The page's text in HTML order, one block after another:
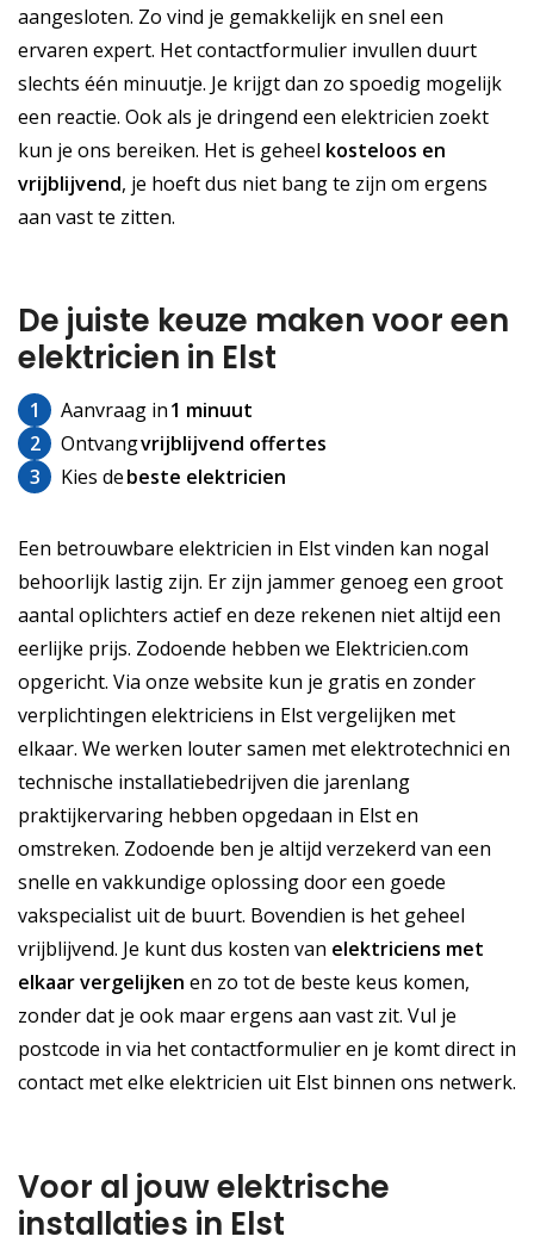
aangesloten. Zo vind je gemakkelijk en snel een
ervaren expert. Het contactformulier invullen duurt
slechts één minuutje. Je krijgt dan zo spoedig mogelijk
een reactie. Ook als je dringend een elektricien zoekt
kun je ons bereiken. Het is geheel kosteloos en
vrijblijvend, je hoeft dus niet bang te zijn om ergens
aan vast te zitten.
De juiste keuze maken voor een
elektricien in Elst
1 Aanvraag in1 minuut
2
Ontvangvrijblijvend offertes
3
Kies debeste elektricien
Een betrouwbare elektricien in Elst vinden kan nogal
behoorlijk lastig zijn. Er zijn jammer genoeg een groot
aantal oplichters actief en deze rekenen niet altijd een
eerlijke prijs. Zodoende hebben we Elektricien.com
opgericht. Via onze website kun je gratis en zonder
verplichtingen elektriciens in Elst vergelijken met
elkaar. We werken louter samen met elektrotechnici en
technische installatiebedrijven die jarenlang
praktijkervaring hebben opgedaan in Elst en
omstreken. Zodoende ben je altijd verzekerd van een
snelle en vakkundige oplossing door een goede
vakspecialist uit de buurt. Bovendien is het geheel
vrijblijvend. Je kunt dus kosten van elektriciens met
elkaar vergelijken en zo tot de beste keus komen,
zonder dat je ook maar ergens aan vast zit. Vul je
postcode in via het contactformulier en je komt direct in
contact met elke elektricien uit Elst binnen ons netwerk.
Voor al jouw elektrische
installaties in Elst